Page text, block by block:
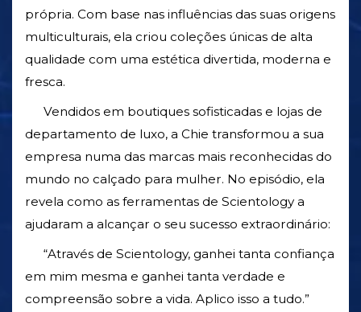
própria. Com base nas influências das suas origens
multiculturais, ela criou coleções únicas de alta
qualidade com uma estética divertida, moderna e
fresca.
Vendidos em boutiques sofisticadas e lojas de
departamento de luxo, a Chie transformou a sua
empresa numa das marcas mais reconhecidas do
mundo no calçado para mulher. No episódio, ela
revela como as ferramentas de Scientology a
ajudaram a alcançar o seu sucesso extraordinário:
“Através de Scientology, ganhei tanta confiança
em mim mesma e ganhei tanta verdade e
compreensão sobre a vida. Aplico isso a tudo.”